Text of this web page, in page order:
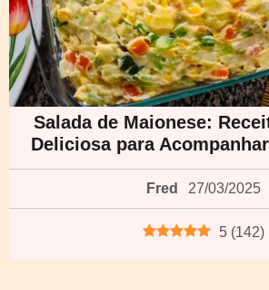
Salada de Maionese:
Deliciosa para
Fred 27/03/2025
5 (142)